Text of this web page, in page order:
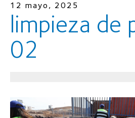
12 mayo, 2025
limpieza de
02